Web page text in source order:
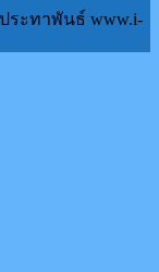
ระทาพันธ์ www.i-